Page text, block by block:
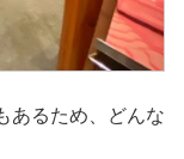
あるため、どんな